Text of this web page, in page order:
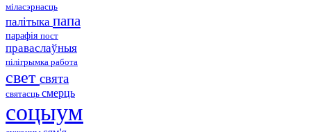
міласэрнасць
палітыка папа
парафія пост
праваслаўныя
пілігрымка работа
свет свята
святасць смерць
соцыум